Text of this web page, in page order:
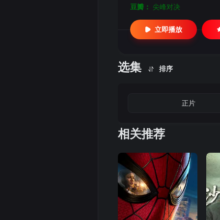
豆瓣： 尖峰对决
立即播放
选集 排序
正片
相关推荐